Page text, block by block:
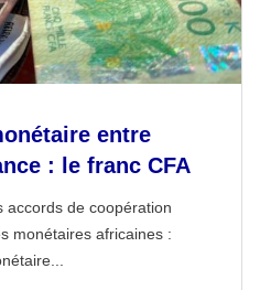
entre
: le franc CFA
accords de coopération
monétaires africaines :